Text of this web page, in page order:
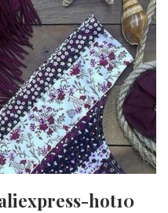
hot10